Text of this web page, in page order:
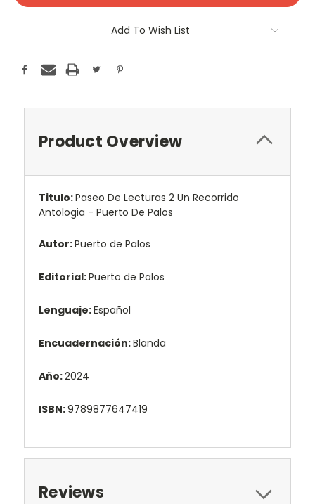
Add To Wish List
Product Overview
Titulo:Paseo De Lecturas 2 Un Recorrido
Antologia - Puerto De Palos
Autor:Puerto de Palos
Editorial:Puerto de Palos
Lenguaje:Español
Encuadernación:Blanda
Año:2024
ISBN:9789877647419
Reviews